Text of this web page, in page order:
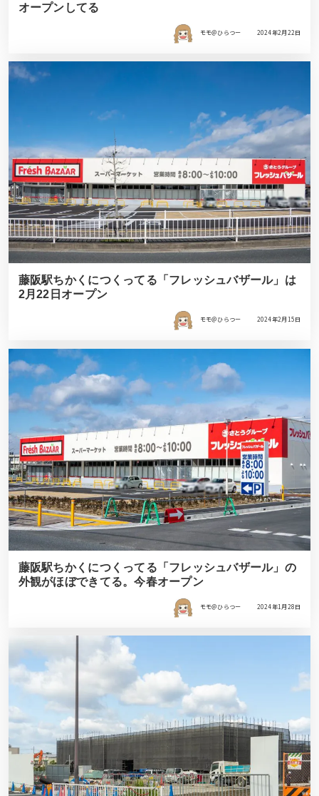
オープンしてる
モモ＠ひらつー 2024年2月22日
藤阪駅ちかくにつくってる「フレッシュバザール」は
2月22日オープン
モモ＠ひらつー 2024年2月15日
藤阪駅ちかくにつくってる「フレッシュバザール」の
外観がほぼできてる。今春オープン
モモ＠ひらつー 2024年1月28日